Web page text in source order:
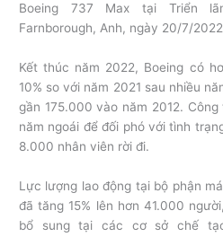
Boeing 737 Max tại Triển
Farnborough, Anh, ngày 20/7/
Kết thúc năm 2022, Boeing có
10% so với năm 2021 sau nhiều
gần 175.000 vào năm 2012.
năm ngoái để đối phó với tình
8.000 nhân viên rời đi.
Lực lượng lao động tại bộ phận
đã tăng 15% lên hơn 41.000
bổ sung tại các cơ sở chế